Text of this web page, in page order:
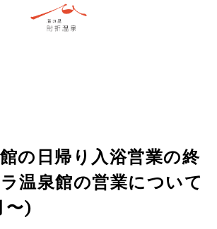
の日帰り入浴営業の終
温泉館の営業について
〜)